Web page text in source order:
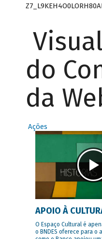
do
da
Ações
APOIO À
O Espaço Cultural é
o BNDES oferece para o